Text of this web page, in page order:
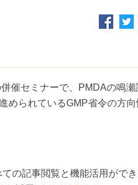
催セミナーで、PMDAの鳴瀬
められているGMP省令の方向
の記事閲覧と機能活用ができ